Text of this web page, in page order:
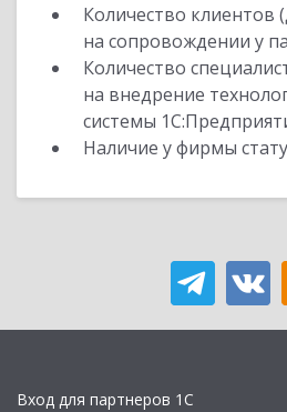
Количество клиентов
на сопровождении у
Количество
на внедрение
системы
Наличие у фирмы
Вход для партнеров 1С